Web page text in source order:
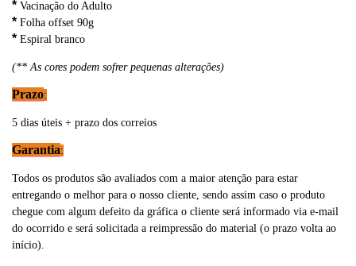
* Vacinação do Adulto
* Folha offset 90g
* Espiral branco
(** As cores podem sofrer pequenas alterações)
Prazo:
5 dias úteis + prazo dos correios
Garantia:
Todos os produtos são avaliados com a maior atenção para estar
entregando o melhor para o nosso cliente, sendo assim caso o produto
chegue com algum defeito da gráfica o cliente será informado via e-mail
do ocorrido e será solicitada a reimpressão do material (o prazo volta ao
início).